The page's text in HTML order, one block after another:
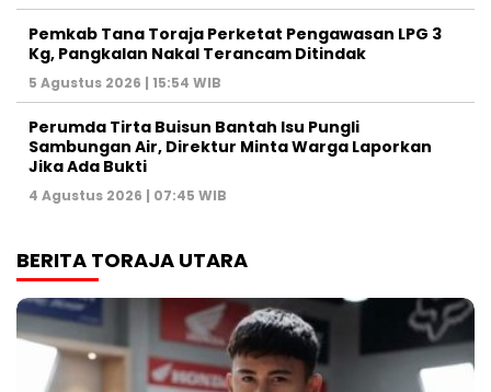
Pemkab Tana Toraja Perketat Pengawasan LPG 3
Kg, Pangkalan Nakal Terancam Ditindak
5 Agustus 2026 | 15:54 WIB
Perumda Tirta Buisun Bantah Isu Pungli
Sambungan Air, Direktur Minta Warga Laporkan
Jika Ada Bukti
4 Agustus 2026 | 07:45 WIB
BERITA TORAJA UTARA